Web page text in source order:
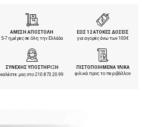
ΑΜΕΣΗ ΑΠΟΣΤΟΛΗ
5-7 ημέρες σε όλη την Ελλάδα
ΕΩΣ 12 ΑΤΟΚΕΣ ΔΟΣΕΙΣ
για αγορές άνω των 100€
ΣΥΝΕΧΗΣ ΥΠΟΣΤΗΡΙΞΗ
καλέστε μας στο210.873.20.99
ΠΙΣΤΟΠΟΙΗΜΕΝΑ ΥΛΙΚΑ
φιλικά προς το περιβάλλον